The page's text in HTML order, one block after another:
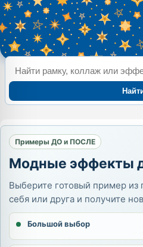
Примеры ДО и ПОСЛЕ
Модные эффекты
Выберите готовый пример из
себя или друга и получите
Большой выбор